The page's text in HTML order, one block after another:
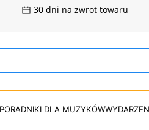
30 dni na zwrot towaru
PORADNIKI DLA MUZYKÓW